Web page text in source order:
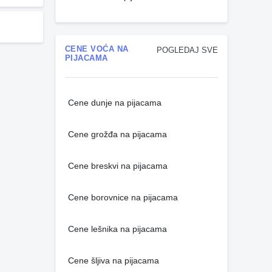
POGLEDAJ SVE
CENE VOĆA NA
PIJACAMA
Cene dunje na pijacama
Cene grožđa na pijacama
Cene breskvi na pijacama
Cene borovnice na pijacama
Cene lešnika na pijacama
Cene šljiva na pijacama